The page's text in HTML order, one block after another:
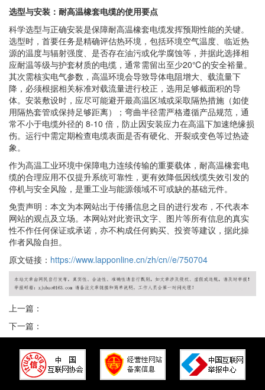
选型与安装：耐高温橡套电缆的使用要点
科学选型与正确安装是保障耐高温橡套电缆发挥预期性能的关键。
选型时，首要任务是精确评估热环境，包括环境空气温度、临近热
源的温度与辐射强度、是否存在油污或化学腐蚀等，并据此选择相
应耐温等级与护套材质的电缆，通常需留出至少20℃的安全裕量。
其次需核实电气参数，高温环境会导致导体电阻增大、载流量下
降，必须根据相关标准对载流量进行校正，选用足够截面积的导
体。安装敷设时，应尽可能避开最高温区域或采取隔热措施（如使
用隔热套管或保持足够距离）；弯曲半径需严格遵循产品规范，通
常不小于电缆外径的 8-10 倍，防止因安装应力在高温下加速绝缘损
伤。运行中需定期检查电缆表面是否有硬化、开裂或变色等过热迹
象。
作为高温工业环境中保障电力连续传输的重要载体，耐高温橡套电
缆的合理应用不仅提升系统可靠性，更有效降低因线缆失效引发的
停机与安全风险，是重工业与能源领域不可或缺的基础元件。
免责声明：本文为本网站出于传播信息之目的进行发布，不代表本
网站的观点及立场。本网站对此资讯文字、图片等所有信息的真实
性不作任何保证或承诺，亦不构成任何购买、投资等建议，据此操
作者风险自担。
原文链接： https://www.lapponline.cn/zh/cn//e/750704
上一篇：
下一篇：